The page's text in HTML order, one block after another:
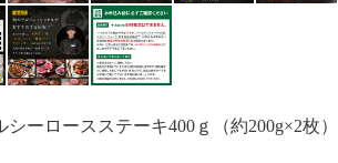
ーロースステーキ400ｇ（約200g×2枚）